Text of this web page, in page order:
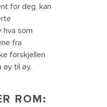
for deg, kan
hva som
fra
forskjellen
øy til øy.
ROM: